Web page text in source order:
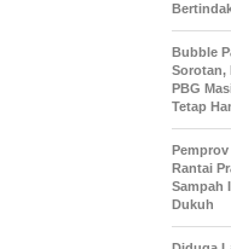
Bubble
Sorotan,
PBG
Tetap
Rantai
Sampah
Dukuh